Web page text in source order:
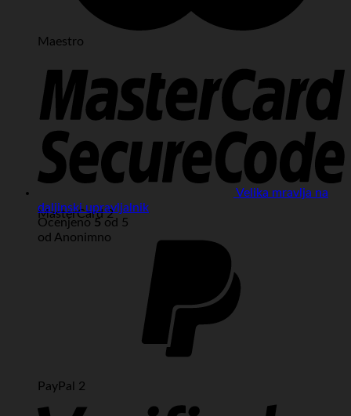
Maestro
MasterCard 2
PayPal 2
Velika mravlja na
daljinski upravljalnik
Ocenjeno 5 od 5
od Anonimno